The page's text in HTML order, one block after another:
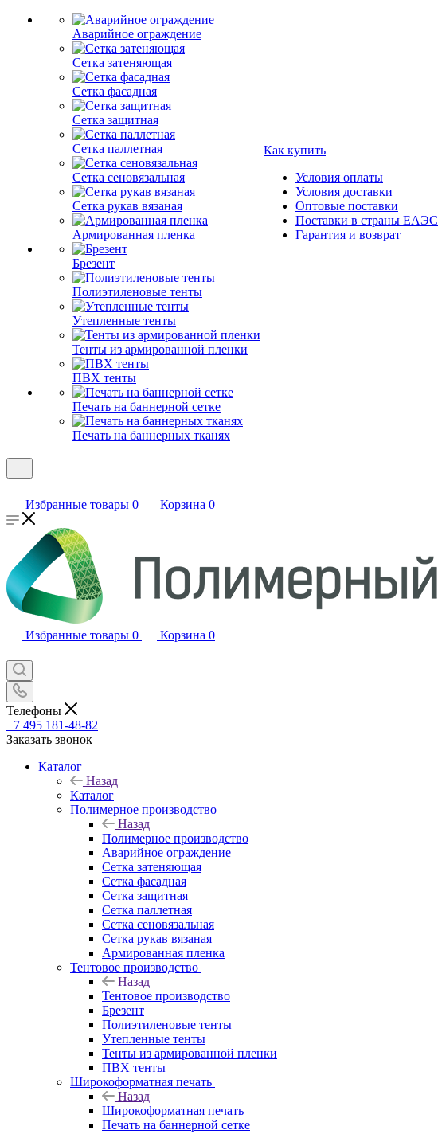
Аварийное ограждение
Сетка затеняющая
Сетка фасадная
Сетка защитная
Сетка паллетная
Сетка сеновязальная
Сетка рукав вязаная
Армированная пленка
Брезент
Полиэтиленовые тенты
Утепленные тенты
Тенты из армированной пленки
ПВХ тенты
Печать на баннерной сетке
Печать на баннерных тканях
Как купить
Условия оплаты
Условия доставки
Оптовые поставки
Поставки в страны ЕАЭС
Гарантия и возврат
Избранные товары 0 Корзина 0
Избранные товары 0 Корзина 0
Телефоны
+7 495 181-48-82
Заказать звонок
Каталог
Назад
Каталог
Полимерное производство
Назад
Полимерное производство
Аварийное ограждение
Сетка затеняющая
Сетка фасадная
Сетка защитная
Сетка паллетная
Сетка сеновязальная
Сетка рукав вязаная
Армированная пленка
Тентовое производство
Назад
Тентовое производство
Брезент
Полиэтиленовые тенты
Утепленные тенты
Тенты из армированной пленки
ПВХ тенты
Широкоформатная печать
Назад
Широкоформатная печать
Печать на баннерной сетке